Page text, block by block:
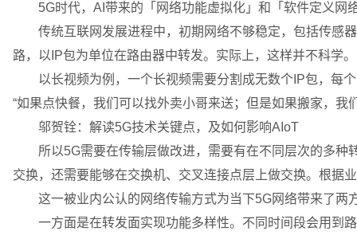
5G时代，AI带来的「网络功能虚拟化」和「软件定义网
传统互联网发展进程中，初期网络不够稳定，包括传感器
路，以IP包为单位在路由器中转发。实际上，这样并不科学。
以长视频为例，一个长视频需要分割成无数个IP包，每个
“如果点快餐，我们可以找外卖小哥来送；但是如果搬家，
邬贺铨：解读5G技术关键点，及如何影响AIoT
所以5G需要在传输层做改进，需要有在不同层次的多种
交换，还需要能够在交换机、交叉连接点层上做交换。根据
这一被业内公认的网络传输方式为当下5G网络带来了两
一方面是在转发面实现功能多样性。不同时间段会用到路